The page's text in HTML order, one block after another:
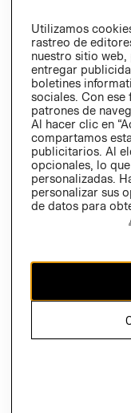
Uruguay ($U)
CAMBIAR REGIÓN
propiedad de H&M
Utilizamos
rastreo de
nuestro sitio web,
entregar
boletines
sociales. Con
patrones de
Al hacer clic en
compartamos
publicitarios. Al
opcionales, lo
personalizadas.
personalizar sus
de datos para